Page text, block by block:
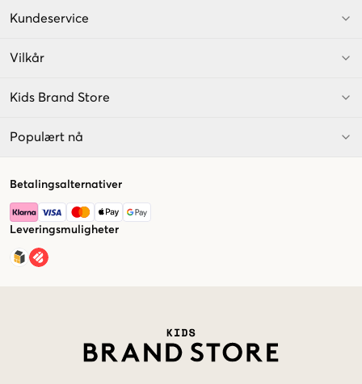
Kundeservice
Vilkår
Kids Brand Store
Populært nå
Betalingsalternativer
Leveringsmuligheter